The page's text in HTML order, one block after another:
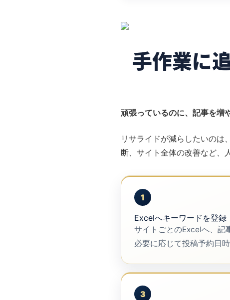
手作業に
頑張っているのに、記事を増
リサライドが減らしたいのは
断、サイト全体の改善など、
1
Excelへキーワードを登録
サイトごとのExcelへ、記
必要に応じて投稿予約日時
3